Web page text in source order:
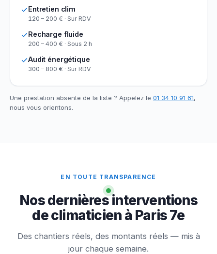
Entretien clim
120 – 200 € · Sur RDV
Recharge fluide
200 – 400 € · Sous 2 h
Audit énergétique
300 – 800 € · Sur RDV
Une prestation absente de la liste ? Appelez le 01 34 10 91 61,
nous vous orientons.
EN TOUTE TRANSPARENCE
Nos dernières interventions
de climaticien à Paris 7e
Des chantiers réels, des montants réels — mis à
jour chaque semaine.